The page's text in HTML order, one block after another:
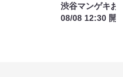
渋谷マンゲキ
08/08 12:30 開